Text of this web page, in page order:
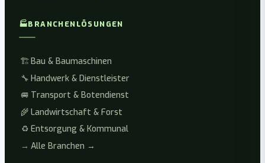
🏭BRANCHENLÖSUNGEN
🏗️Bau & Baumaschinen
🔧 Handwerk & Dienstleister
🚐 Transport & Botendienst
🌾 Landwirtschaft & Forst
♻️ Entsorgung & Kommunal
→ Alle Branchen →